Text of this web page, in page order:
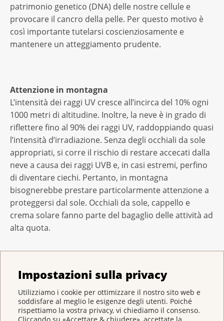
Impostazioni sulla privacy
Utilizziamo i cookie per ottimizzare il nostro sito web e
soddisfare al meglio le esigenze degli utenti. Poiché
rispettiamo la vostra privacy, vi chiediamo il consenso.
patrimonio genetico (DNA) delle nostre cellule e
provocare il cancro della pelle. Per questo motivo è
così importante tutelarsi coscienziosamente e
mantenere un atteggiamento prudente.
Attenzione in montagna
L’intensità dei raggi UV cresce all’incirca del 10% ogni
1000 metri di altitudine. Inoltre, la neve è in grado di
riflettere fino al 90% dei raggi UV, raddoppiando quasi
l’intensità d’irradiazione. Senza degli occhiali da sole
appropriati, si corre il rischio di restare accecati dalla
neve a causa dei raggi UVB e, in casi estremi, perfino
di diventare ciechi. Pertanto, in montagna
bisognerebbe prestare particolarmente attenzione a
proteggersi dal sole. Occhiali da sole, cappello e
crema solare fanno parte del bagaglio delle attività ad
alta quota.
Il contributo della Lega contro il cancro per la
Gli opuscoli come «Protezione solare», «Protezione
solare – L'essenziale in breve» e «Protezione solare